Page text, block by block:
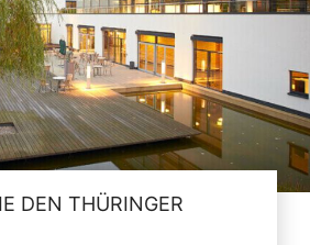
DEN THÜRINGER